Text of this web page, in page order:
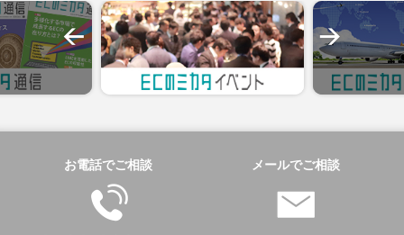
お電話でご相談 メールでご相談